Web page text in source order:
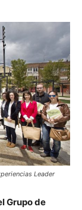
Leader
Grupo de